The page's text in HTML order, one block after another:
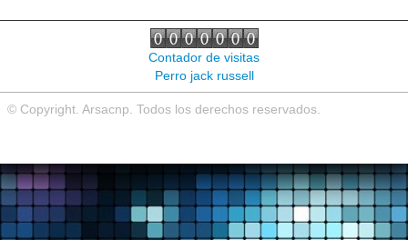
Contador de visitas
Perro jack russell
© Copyright. Arsacnp. Todos los derechos reservados.